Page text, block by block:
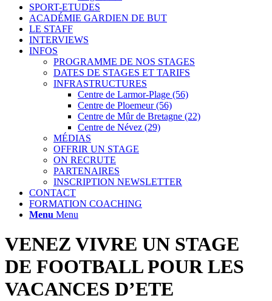
SPORT-ETUDES
ACADÉMIE GARDIEN DE BUT
LE STAFF
INTERVIEWS
INFOS
PROGRAMME DE NOS STAGES
DATES DE STAGES ET TARIFS
INFRASTRUCTURES
Centre de Larmor-Plage (56)
Centre de Ploemeur (56)
Centre de Mûr de Bretagne (22)
Centre de Névez (29)
MÉDIAS
OFFRIR UN STAGE
ON RECRUTE
PARTENAIRES
INSCRIPTION NEWSLETTER
CONTACT
FORMATION COACHING
Menu Menu
VENEZ VIVRE UN STAGE
DE FOOTBALL POUR LES
VACANCES D’ETE